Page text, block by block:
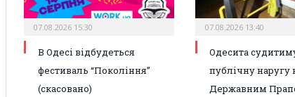
07.08.2026 15:30
В Одесі відбудеться
фестиваль “Покоління”
(скасовано)
07.08.2026 13:40
Одесита
публічну наругу
Державним